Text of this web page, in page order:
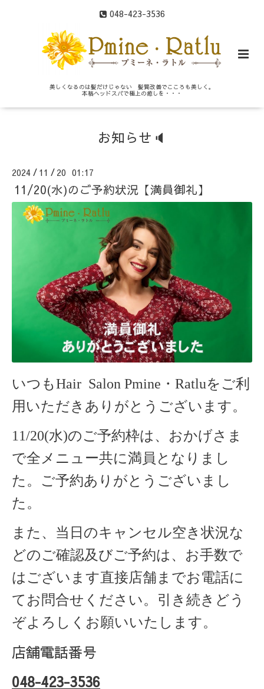
048-423-3536
美しくなるのは髪だけじゃない 髪質改善でこころも美しく。
本格ヘッドスパで極上の癒しを・・・
お知らせ🔈
2024 / 11 / 20 01:17
11/20(水)のご予約状況【満員御礼】
いつもHair Salon Pmine・Ratluをご利
用いただきありがとうございます。
11/20(水)のご予約枠は、おかげさま
で全メニュー共に満員となりまし
た。ご予約ありがとうございまし
た。
また、当日のキャンセル空き状況な
どのご確認及びご予約は、お手数で
はございます直接店舗までお電話に
てお問合せください。引き続きどう
ぞよろしくお願いいたします。
店舗電話番号
048-423-3536